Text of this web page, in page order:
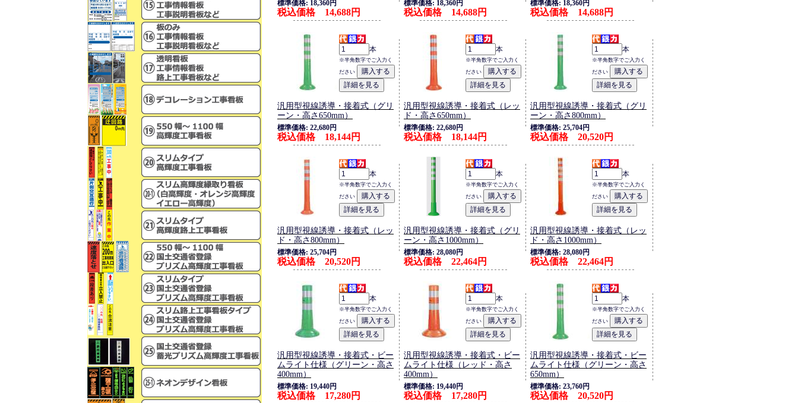
標準価格: 18,360円
税込価格 14,688円
標準価格: 18,360円
税込価格 14,688円
標準価格: 18,360円
税込価格 14,688円
本
※半角数字でご入力く
ださい
汎用型視線誘導・接着式（グリ
ーン・高さ650mm）
標準価格: 22,680円
税込価格 18,144円
本
※半角数字でご入力く
ださい
汎用型視線誘導・接着式（レッ
ド・高さ650mm）
標準価格: 22,680円
税込価格 18,144円
本
※半角数字でご入力く
ださい
汎用型視線誘導・接着式（グリ
ーン・高さ800mm）
標準価格: 25,704円
税込価格 20,520円
本
※半角数字でご入力く
ださい
汎用型視線誘導・接着式（レッ
ド・高さ800mm）
標準価格: 25,704円
税込価格 20,520円
本
※半角数字でご入力く
ださい
汎用型視線誘導・接着式（グリ
ーン・高さ1000mm）
標準価格: 28,080円
税込価格 22,464円
本
※半角数字でご入力く
ださい
汎用型視線誘導・接着式（レッ
ド・高さ1000mm）
標準価格: 28,080円
税込価格 22,464円
本
※半角数字でご入力く
ださい
汎用型視線誘導・接着式・ビー
ムライト仕様（グリーン・高さ
400mm）
標準価格: 19,440円
税込価格 17,280円
本
※半角数字でご入力く
ださい
汎用型視線誘導・接着式・ビー
ムライト仕様（レッド・高さ
400mm）
標準価格: 19,440円
税込価格 17,280円
本
※半角数字でご入力く
ださい
汎用型視線誘導・接着式・ビー
ムライト仕様（グリーン・高さ
650mm）
標準価格: 23,760円
税込価格 20,520円